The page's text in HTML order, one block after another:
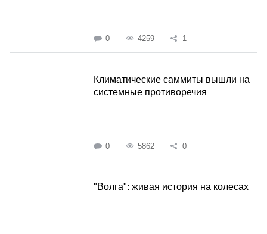
0 4259 1
Климатические саммиты вышли на
системные противоречия
0 5862 0
"Волга": живая история на колесах